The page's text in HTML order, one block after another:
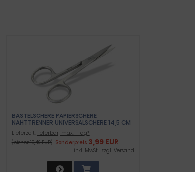
BASTELSCHERE PAPIERSCHERE
NAHTTRENNER UNIVERSALSCHERE 14,5 CM
Lieferzeit: lieferbar, max. 1 Tag*
(bisher 10,49 EUR) Sonderpreis3,99 EUR
inkl .MwSt., zzgl. Versand